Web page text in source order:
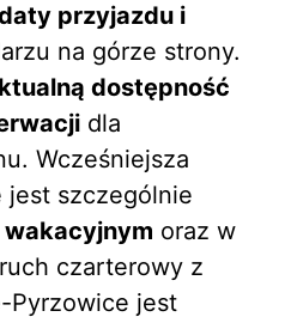
przyjazdu i
na górze strony.
dostępność
dla
Wcześniejsza
jest szczególnie
wakacyjnym oraz w
czarterowy z
Pyrzowice jest